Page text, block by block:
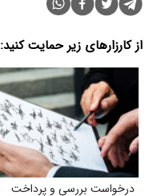
از کارزارهای زیر حمایت کنید:
درخواست بررسی و پرداخت